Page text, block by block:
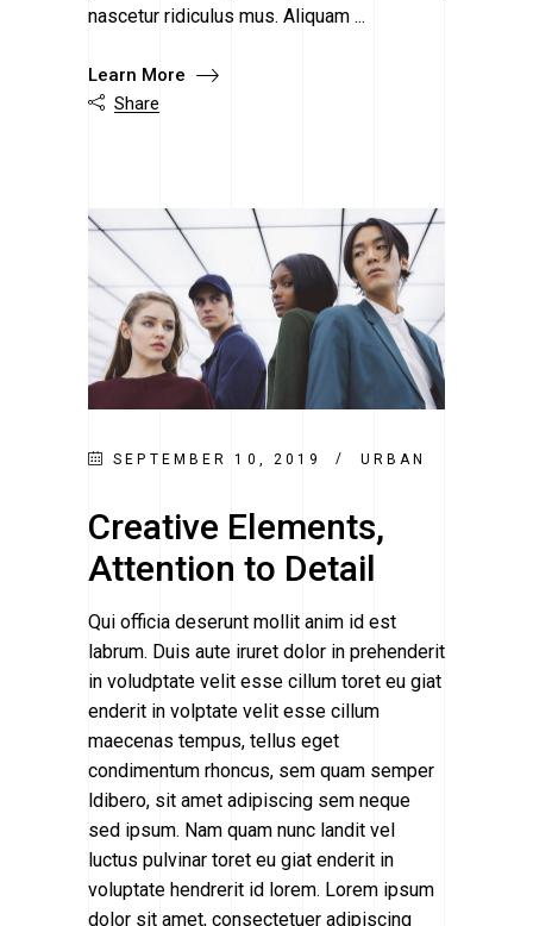
nascetur ridiculus mus. Aliquam
Learn More
 Share
SEPTEMBER 10, 2019 URBAN
Creative Elements,
Attention to Detail
Qui officia deserunt mollit anim id est
labrum. Duis aute iruret dolor in prehenderit
in voludptate velit esse cillum toret eu giat
enderit in volptate velit esse cillum
maecenas tempus, tellus eget
condimentum rhoncus, sem quam semper
ldibero, sit amet adipiscing sem neque
sed ipsum. Nam quam nunc landit vel
luctus pulvinar toret eu giat enderit in
voluptate hendrerit id lorem. Lorem ipsum
dolor sit amet, consectetuer adipiscing